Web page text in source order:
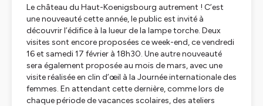
Le château du Haut-Koenigsbourg autrement ! C’est
une nouveauté cette année, le public est invité à
découvrir l’édifice à la lueur de la lampe torche. Deux
visites sont encore proposées ce week-end, ce vendredi
16 et samedi 17 février à 18h30. Une autre nouveauté
sera également proposée au mois de mars, avec une
visite réalisée en clin d’œil à la Journée internationale des
femmes. En attendant cette dernière, comme lors de
chaque période de vacances scolaires, des ateliers